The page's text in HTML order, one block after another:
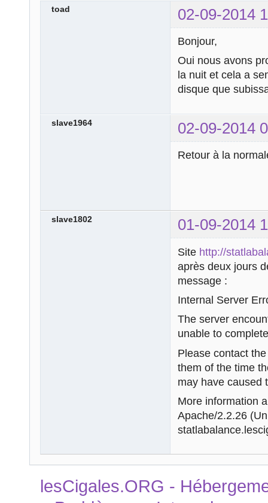
toad 02-09-2014
Bonjour,
Oui nous avons
la nuit et cela a
disque que
slave1964 02-09-2014
Retour à la
slave1802 01-09-2014
Site http://
après deux jours
message :
Internal Server
The server
unable to
Please contact
them of the time
may have caused
More information
Apache/2.2.26
lesCigales.ORG -